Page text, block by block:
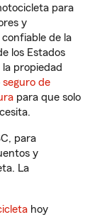
para
y
de la
los Estados
propiedad
seguro de
para que solo
para
y
La
hoy